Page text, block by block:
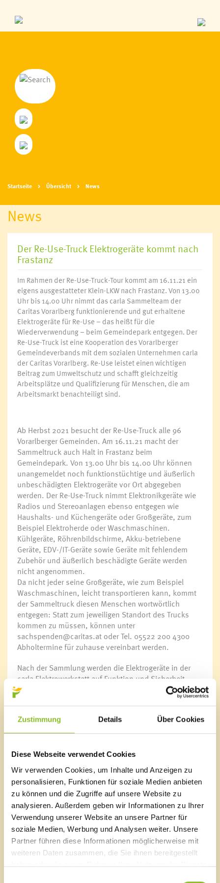
Zustimmung Details Über Cookies
Diese Webseite verwendet Cookies
Wir verwenden Cookies, um Inhalte und Anzeigen zu
personalisieren, Funktionen für soziale Medien anbieten
zu können und die Zugriffe auf unsere Website zu
analysieren. Außerdem geben wir Informationen zu Ihrer
Verwendung unserer Website an unsere Partner für
soziale Medien, Werbung und Analysen weiter. Unsere
Partner führen diese Informationen möglicherweise mit
weiteren Daten zusammen, die Sie ihnen bereitgestellt
haben oder die sie im Rahmen Ihrer Nutzung der Dienste
Startseite Übersicht News
News
Der Re-Use-Truck Elektrogeräte kommt nach
Frastanz
Im Rahmen der Re-Use-Truck-Tour kommt am 16.11.21 ein
eigens ausgestatteter Klein-LKW nach Frastanz. Von 13.00
Uhr bis 14.00 Uhr nimmt das carla Sammelteam der
Caritas Vorarlberg funktionierende und gut erhaltene
Elektrogeräte für Re-Use – das heißt für die
Wiederverwendung – beim Gemeindepark entgegen. Der
Re-Use-Truck ist eine Kooperation des Vorarlberger
Gemeindeverbands mit dem sozialen Unternehmen carla
der Caritas Vorarlberg. Re-Use leistet einen wichtigen
Beitrag zum Umweltschutz und schafft gleichzeitig
Arbeitsplätze und Qualifizierung für Menschen, die am
Arbeitsmarkt benachteiligt sind.
Ab Herbst 2021 besucht der Re-Use-Truck alle 96
Vorarlberger Gemeinden. Am 16.11.21 macht der
Sammeltruck auch Halt in Frastanz beim
Gemeindepark. Von 13.00 Uhr bis 14.00 Uhr können
unangemeldet noch funktionstüchtige und äußerlich
unbeschädigten Elektrogeräte vor Ort abgegeben
werden. Der Re-Use-Truck nimmt Elektronikgeräte wie
Radios und Stereoanlagen ebenso entgegen wie
Haushalts- und Küchengeräte oder Großgeräte, zum
Beispiel Elektroherde oder Waschmaschinen.
Kühlgeräte, Röhrenbildschirme, Akku-betriebene
Geräte, EDV-/IT-Geräte sowie Geräte mit fehlendem
Zubehör und äußerlich beschädigte Geräte werden
nicht angenommen.
Da nicht jeder seine Großgeräte, wie zum Beispiel
Waschmaschinen, leicht transportieren kann, kommt
der Sammeltruck diesen Menschen wortwörtlich
entgegen: Statt zum jeweiligen Standort des Trucks
kommen zu müssen, können unter
sachspenden@caritas.at oder Tel. 05522 200 4300
Abholtermine für zuhause vereinbart werden.
Nach der Sammlung werden die Elektrogeräte in der
carla Elektrowerkstatt auf Funktion und Sicherheit
geprüft und im carla Einkaufspark in Altach zum
Verkauf angeboten. Für nicht mehr funktionierende
Reparaturaufträge für die carla Elektrowerkstatt vor Ort
entgegen. Das Team beantwortet bei seinen Stopps
Damit wird ein wichtiger Beitrag zu einer nachhaltigen
und funktionierenden Kreislaufwirtschaft geleistet.
Gleichzeitig schafft Re-Use aber auch zusätzliche
Beschäftigungsmöglichkeiten für am Arbeitsmarkt
benachteiligte Personen – etwa in der Sammlung, für
die Vorbereitung zur Wiederverwendung in der
Elektrowerkstatt und im Verkauf. Umweltbewusste
Konsumenten finden im carla Einkaufspark in Altach
eine breite Palette gut erhaltener und geprüfter Re-Use
Geräte.